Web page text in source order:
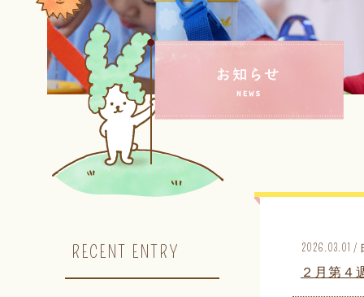
RECENT ENTRY 2026.03.01 /
２月第４